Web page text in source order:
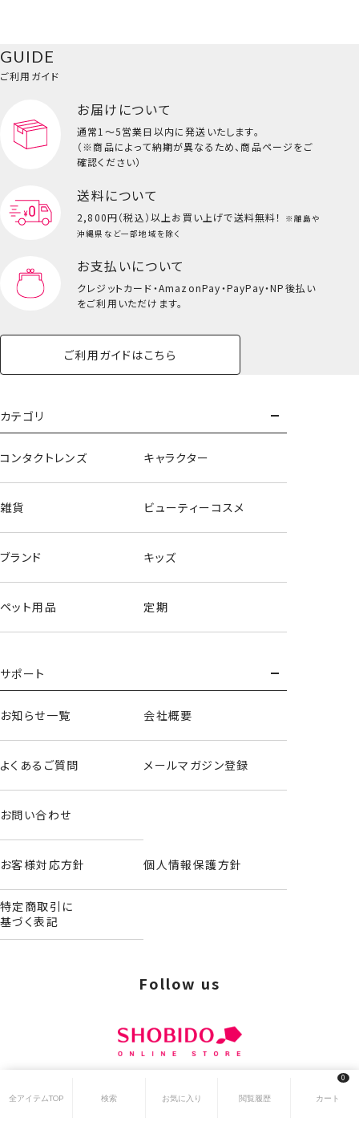
0
GUIDE
ご利用ガイド
お届けについて
通常1～5営業日以内に発送いたします。
（※商品によって納期が異なるため、商品ページをご
確認ください）
送料について
2,800円（税込）以上お買い上げで送料無料！
※離島や
沖縄県など一部地域を除く
お支払いについて
クレジットカード・AmazonPay・PayPay・NP後払い
をご利用いただけます。
ご利用ガイドはこちら
カテゴリ
コンタクトレンズ キャラクター
雑貨 ビューティーコスメ
ブランド キッズ
ペット用品 定期
サポート
お知らせ一覧 会社概要
よくあるご質問 メールマガジン登録
お問い合わせ
お客様対応方針 個人情報保護方針
特定商取引に
基づく表記
© 2024 SHOBIDO. All Rights Reserved.
Follow us